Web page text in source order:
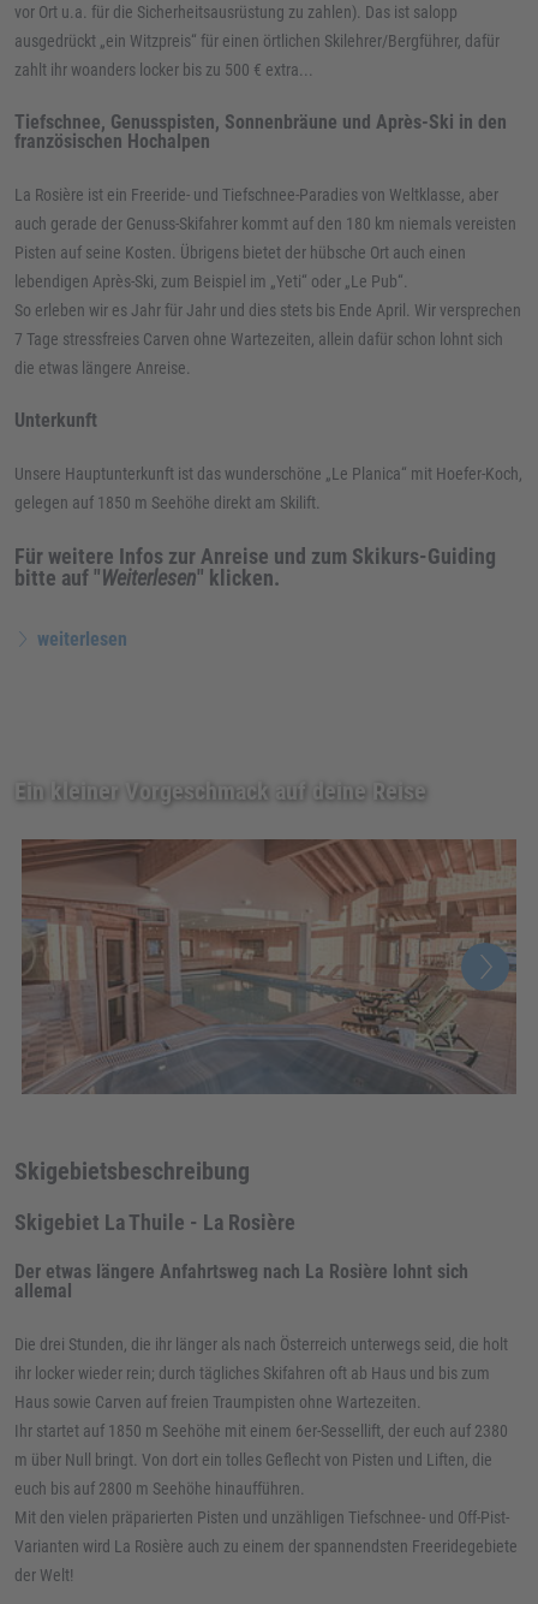
vor Ort u.a. für die Sicherheitsausrüstung zu zahlen). Das ist salopp
ausgedrückt „ein Witzpreis“ für einen örtlichen Skilehrer/Bergführer, dafür
zahlt ihr woanders locker bis zu 500 € extra...
Tiefschnee, Genusspisten, Sonnenbräune und Après-Ski in den
französischen Hochalpen
La Rosière ist ein Freeride- und Tiefschnee-Paradies von Weltklasse, aber
auch gerade der Genuss-Skifahrer kommt auf den 180 km niemals vereisten
Pisten auf seine Kosten. Übrigens bietet der hübsche Ort auch einen
lebendigen Après-Ski, zum Beispiel im „Yeti“ oder „Le Pub“.
So erleben wir es Jahr für Jahr und dies stets bis Ende April. Wir versprechen
7 Tage stressfreies Carven ohne Wartezeiten, allein dafür schon lohnt sich
die etwas längere Anreise.
Unterkunft
Unsere Hauptunterkunft ist das wunderschöne „Le Planica“ mit Hoefer-Koch,
gelegen auf 1850 m Seehöhe direkt am Skilift.
Für weitere Infos zur Anreise und zum Skikurs-Guiding
bitte auf "Weiterlesen" klicken.
weiterlesen
Ein kleiner Vorgeschmack auf deine Reise
Skigebietsbeschreibung
Skigebiet La Thuile - La Rosière
Der etwas längere Anfahrtsweg nach La Rosière lohnt sich
allemal
Die drei Stunden, die ihr länger als nach Österreich unterwegs seid, die holt
ihr locker wieder rein; durch tägliches Skifahren oft ab Haus und bis zum
Haus sowie Carven auf freien Traumpisten ohne Wartezeiten.
Ihr startet auf 1850 m Seehöhe mit einem 6er-Sessellift, der euch auf 2380
m über Null bringt. Von dort ein tolles Geflecht von Pisten und Liften, die
euch bis auf 2800 m Seehöhe hinaufführen.
Mit den vielen präparierten Pisten und unzähligen Tiefschnee- und Off-Pist-
Varianten wird La Rosière auch zu einem der spannendsten Freeridegebiete
der Welt!